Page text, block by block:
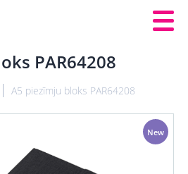
PAR64208
A5 piezīmju bloks PAR64208
New